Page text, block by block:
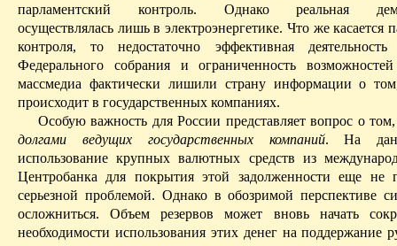
парламентский контроль. Однако реальная
осуществлялась лишь в электроэнергетике. Что же касается
контроля, то недостаточно эффективная
Федерального собрания и ограниченность
массмедиа фактически лишили страну информации о
происходит в государственных компаниях.
Особую важность для России представляет вопрос о
долгами ведущих государственных компаний. На
использование крупных валютных средств из
Центробанка для покрытия этой задолженности еще не
серьезной проблемой. Однако в обозримой перспективе
осложниться.Объем резервов может вновь начать
необходимости использования этих денег на поддержание